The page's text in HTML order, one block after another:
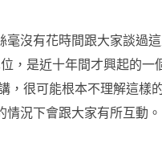
毫沒有花時間跟大家談過
，是近十年間才興起的一
，很可能根本不理解這樣
況下會跟大家有所互動。